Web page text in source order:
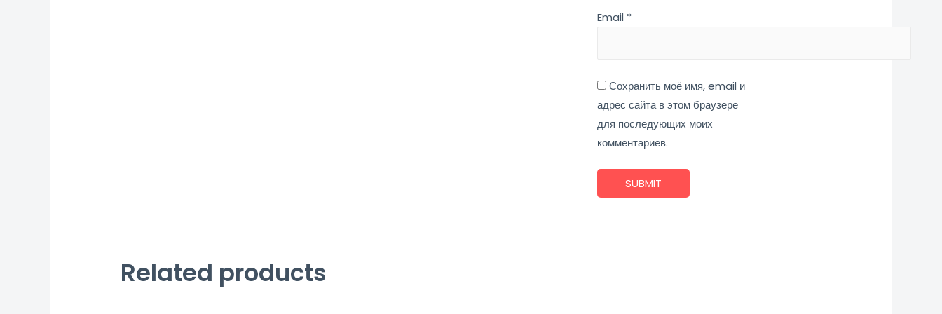
Email *
Сохранить моё имя, email и
адрес сайта в этом браузере
для последующих моих
комментариев.
Related products